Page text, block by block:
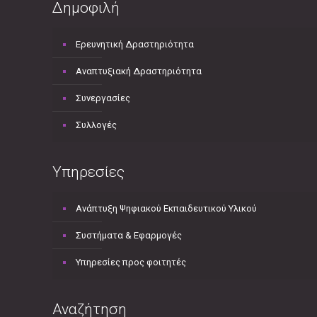
Δημοφιλή
Ερευνητική Δραστηριότητα
Αναπτυξιακή Δραστηριότητα
Συνεργασίες
Συλλογές
Υπηρεσίες
Ανάπτυξη Ψηφιακού Εκπαιδευτικού Υλικού
Συστήματα & Εφαρμογές
Υπηρεσίες προς φοιτητές
Αναζήτηση